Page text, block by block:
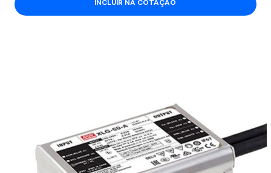
INCLUIR NA COTAÇÃO